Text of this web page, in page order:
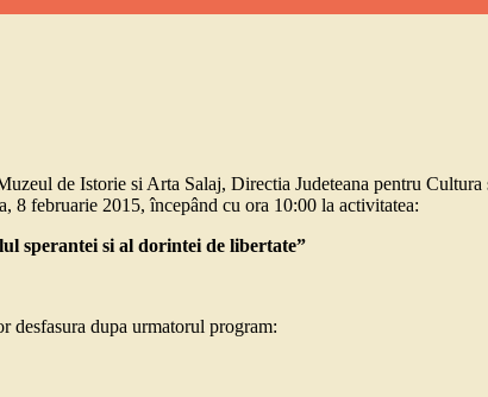
de Istorie si Arta Salaj, Directia Judeteana pentru
8 februarie 2015, începând cu ora 10:00 la activitatea:
sperantei si al dorintei de libertate”
desfasura dupa urmatorul program: